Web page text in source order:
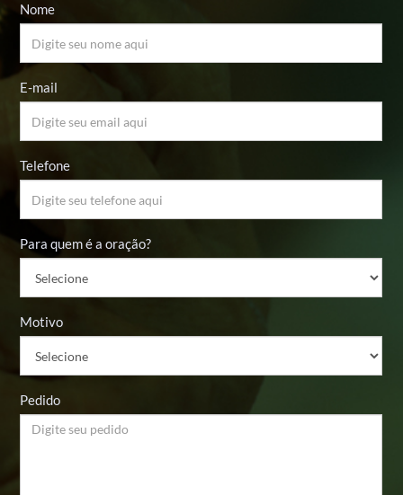
Nome
E-mail
Telefone
Para quem é a oração?
Motivo
Pedido